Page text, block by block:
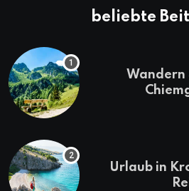
beliebte
Wandern
Urlaub in